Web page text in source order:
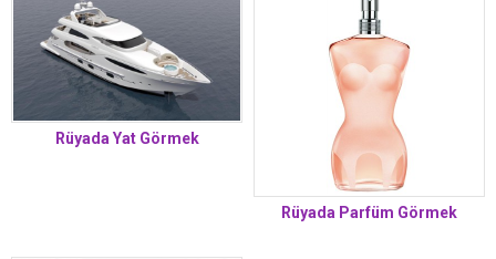
Rüyada Yat Görmek
Rüyada Parfüm Görmek